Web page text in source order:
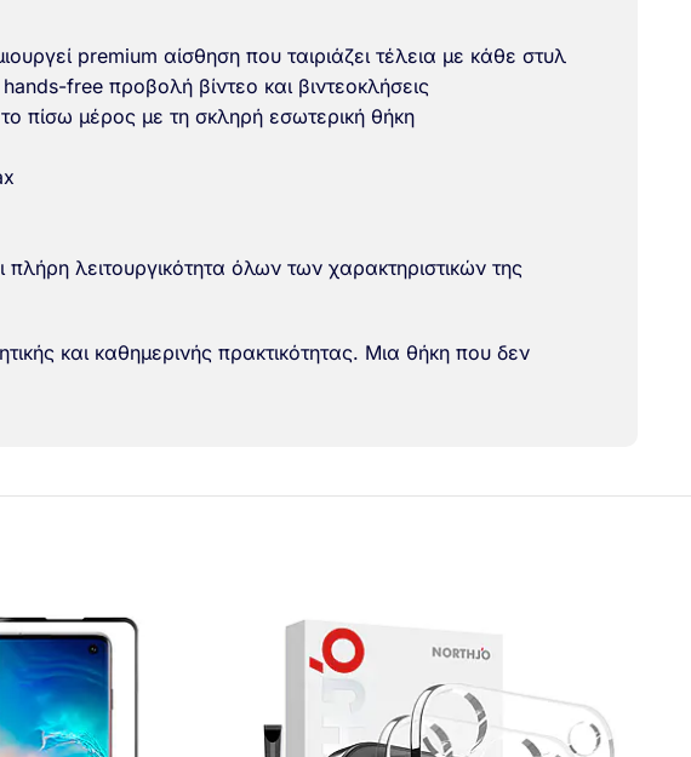
premium αίσθηση που ταιριάζει τέλεια με κάθε στυλ
free προβολή βίντεο και βιντεοκλήσεις
πίσω μέρος με τη σκληρή εσωτερική θήκη
λειτουργικότητα όλων των χαρακτηριστικών της
και καθημερινής πρακτικότητας. Μια θήκη που δεν